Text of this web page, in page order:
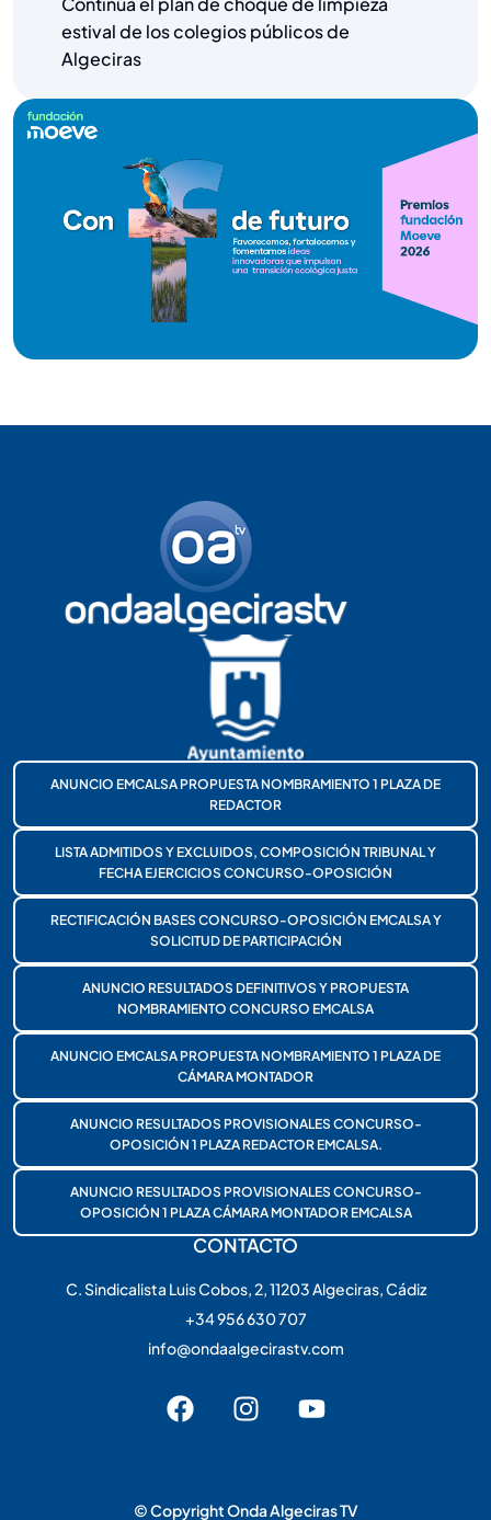
estival de los colegios públicos de
Algeciras
ANUNCIO EMCALSA PROPUESTA NOMBRAMIENTO 1 PLAZA DE
REDACTOR
LISTA ADMITIDOS Y EXCLUIDOS, COMPOSICIÓN TRIBUNAL Y
FECHA EJERCICIOS CONCURSO-OPOSICIÓN
RECTIFICACIÓN BASES CONCURSO-OPOSICIÓN EMCALSA Y
SOLICITUD DE PARTICIPACIÓN
ANUNCIO RESULTADOS DEFINITIVOS Y PROPUESTA
NOMBRAMIENTO CONCURSO EMCALSA
ANUNCIO EMCALSA PROPUESTA NOMBRAMIENTO 1 PLAZA DE
CÁMARA MONTADOR
ANUNCIO RESULTADOS PROVISIONALES CONCURSO-
OPOSICIÓN 1 PLAZA REDACTOR EMCALSA.
ANUNCIO RESULTADOS PROVISIONALES CONCURSO-
OPOSICIÓN 1 PLAZA CÁMARA MONTADOR EMCALSA
CONTACTO
C. Sindicalista Luis Cobos, 2, 11203 Algeciras, Cádiz
+34 956 630 707
info@ondaalgecirastv.com
© Copyright Onda Algeciras TV